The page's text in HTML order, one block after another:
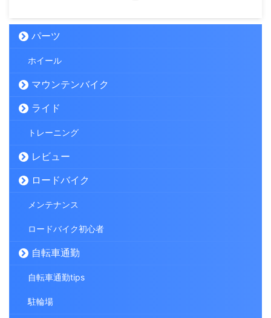
パーツ
ホイール
マウンテンバイク
ライド
トレーニング
レビュー
ロードバイク
メンテナンス
ロードバイク初心者
自転車通勤
自転車通勤tips
駐輪場